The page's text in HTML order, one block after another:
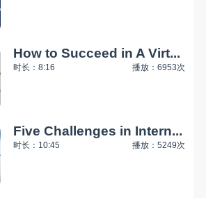
How to Succeed in A Virt...
时长：8:16 播放：6953次
Five Challenges in Intern...
时长：10:45 播放：5249次